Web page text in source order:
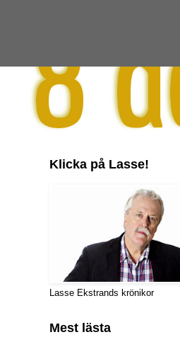
Klicka på Lasse!
Lasse Ekstrands krönikor
Mest lästa